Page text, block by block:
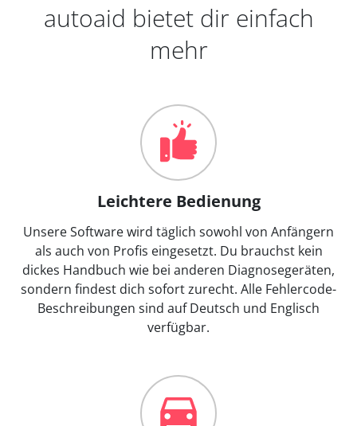
autoaid bietet dir einfach
mehr
Leichtere Bedienung
Unsere Software wird täglich sowohl von Anfängern
als auch von Profis eingesetzt. Du brauchst kein
dickes Handbuch wie bei anderen Diagnosegeräten,
sondern findest dich sofort zurecht. Alle Fehlercode-
Beschreibungen sind auf Deutsch und Englisch
verfügbar.